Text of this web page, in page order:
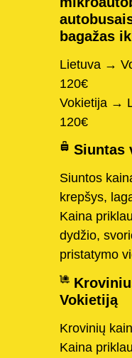
bagažas
Lietuva →
120€
Vokietija →
120€
Siuntas
Siuntos
krepšys,
Kaina
dydžio,
pristatymo
Vokietiją
Krovinių
Kaina